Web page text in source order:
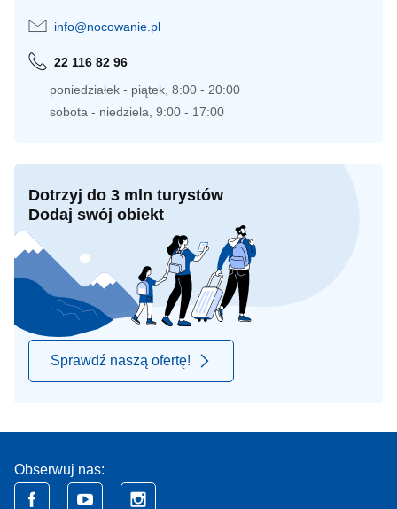
info@nocowanie.pl
22 116 82 96
poniedziałek - piątek, 8:00 - 20:00
sobota - niedziela, 9:00 - 17:00
Dotrzyj do 3 mln turystów
Dodaj swój obiekt
Sprawdź naszą ofertę!
Obserwuj nas: